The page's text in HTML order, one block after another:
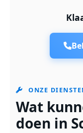
ONZE
Wat
doen in